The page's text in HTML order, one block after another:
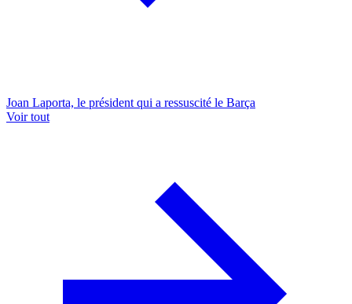
Joan Laporta, le président qui a ressuscité le Barça
Voir tout